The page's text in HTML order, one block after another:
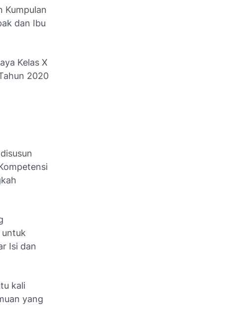
Kumpulan
dan Ibu
Kelas X
2020
untuk
Isi dan
kali
yang